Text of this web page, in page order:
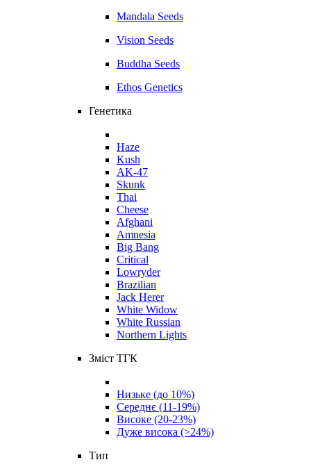
Mandala Seeds
Vision Seeds
Buddha Seeds
Ethos Genetics
Генетика
Haze
Kush
AK-47
Skunk
Thai
Cheese
Afghani
Amnesia
Big Bang
Critical
Lowryder
Brazilian
Jack Herer
White Widow
White Russian
Northern Lights
Зміст ТГК
Низьке (до 10%)
Середнє (11-19%)
Високе (20-23%)
Дуже висока (>24%)
Тип